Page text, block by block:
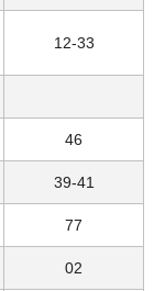
12-33
46
39-41
77
02